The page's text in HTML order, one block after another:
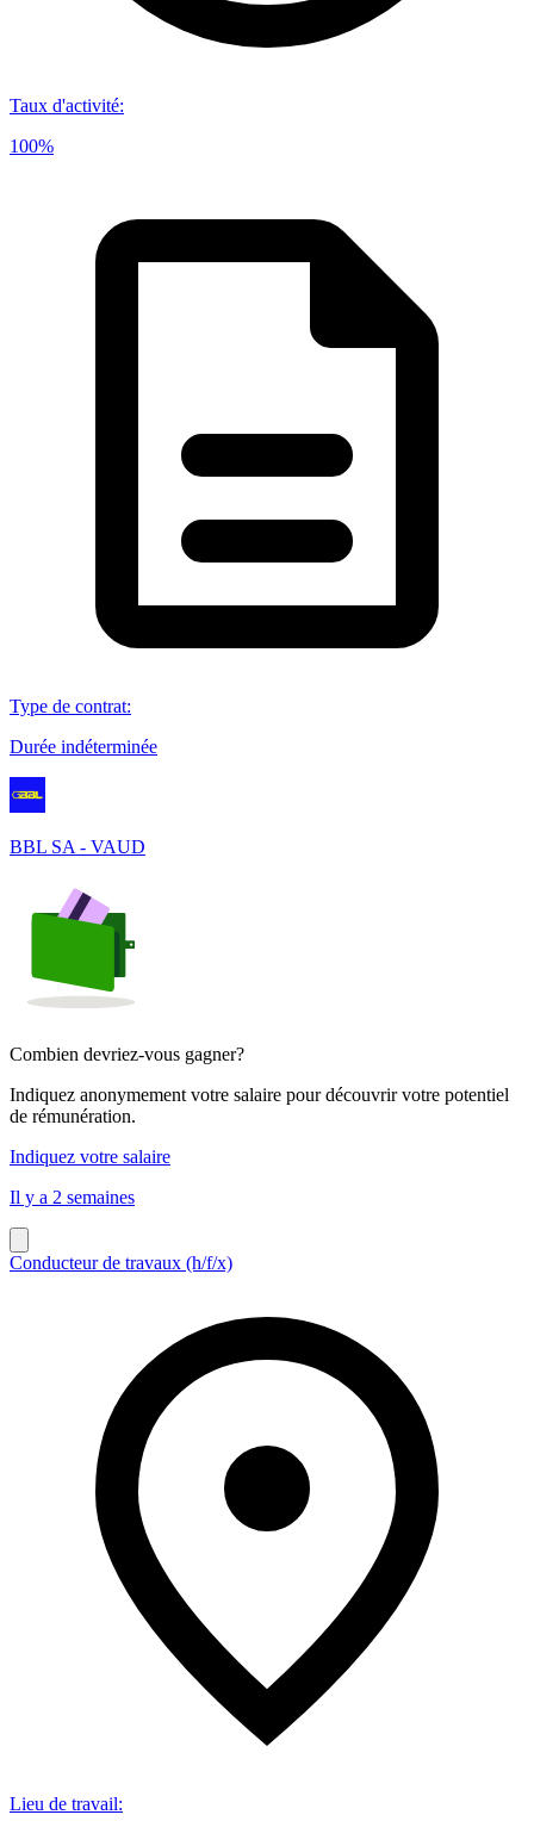
Taux d'activité:
100%
Type de contrat:
Durée indéterminée
BBL SA - VAUD
Combien devriez-vous gagner?
Indiquez anonymement votre salaire pour découvrir votre potentiel
de rémunération.
Indiquez votre salaire
Il y a 2 semaines
Conducteur de travaux (h/f/x)
Lieu de travail: